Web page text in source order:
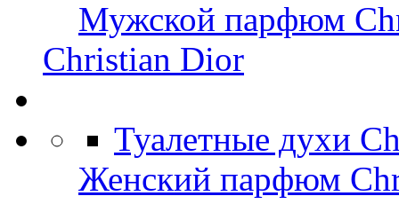
Мужской парфюм
Christian Dior
Туалетные духи
Женский парфюм